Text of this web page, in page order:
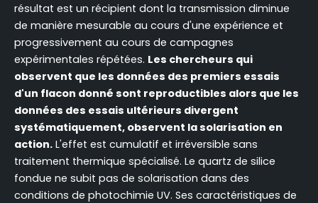
résultat est un récipient dont la transmission diminue
de manière mesurable au cours d'une expérience et
progressivement au cours de campagnes
expérimentales répétées. Les chercheurs qui
observent que les données des premiers essais
d'un flacon donné sont reproductibles alors que les
données des essais ultérieurs divergent
systématiquement, observent la solarisation en
action. L'effet est cumulatif et irréversible sans
traitement thermique spécialisé. Le quartz de silice
fondue ne subit pas de solarisation dans des
conditions de photochimie UV. Ses caractéristiques de